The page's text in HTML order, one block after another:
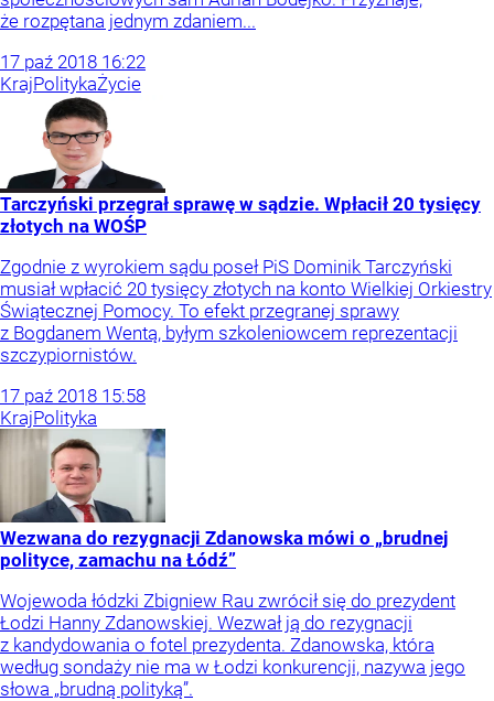
że rozpętana jednym zdaniem...
17 paź 2018 16:22
KrajPolitykaŻycie
Tarczyński przegrał sprawę w sądzie. Wpłacił 20 tysięcy
złotych na WOŚP
Zgodnie z wyrokiem sądu poseł PiS Dominik Tarczyński
musiał wpłacić 20 tysięcy złotych na konto Wielkiej Orkiestry
Świątecznej Pomocy. To efekt przegranej sprawy
z Bogdanem Wentą, byłym szkoleniowcem reprezentacji
szczypiornistów.
17 paź 2018 15:58
KrajPolityka
Wezwana do rezygnacji Zdanowska mówi o „brudnej
polityce, zamachu na Łódź”
Wojewoda łódzki Zbigniew Rau zwrócił się do prezydent
Łodzi Hanny Zdanowskiej. Wezwał ją do rezygnacji
z kandydowania o fotel prezydenta. Zdanowska, która
według sondaży nie ma w Łodzi konkurencji, nazywa jego
słowa „brudną polityką”.